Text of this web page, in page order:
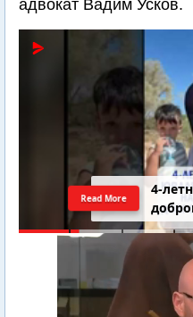
адвокат Вадим Усков.
4-
Read More